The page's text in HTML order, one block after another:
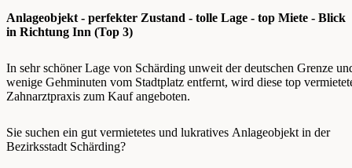
Anlageobjekt - perfekter Zustand - tolle Lage - top Miete - Blick
in Richtung Inn (Top 3)
In sehr schöner Lage von Schärding unweit der deutschen Grenze
wenige Gehminuten vom Stadtplatz entfernt, wird diese top
Zahnarztpraxis zum Kauf angeboten.
Sie suchen ein gut vermietetes und lukratives Anlageobjekt in der
Bezirksstadt Schärding?